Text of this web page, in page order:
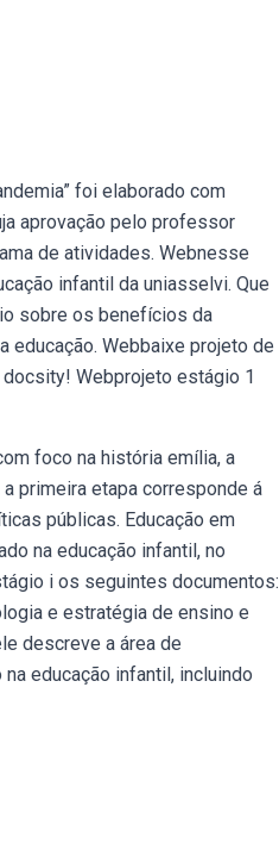
foi elaborado com
aprovação pelo professor
de atividades. Webnesse
infantil da uniasselvi. Que
sobre os benefícios da
educação. Webbaixe projeto de
Webprojeto estágio 1
foco na história emília, a
primeira etapa corresponde á
públicas. Educação em
na educação infantil, no
i os seguintes documentos:
e estratégia de ensino e
descreve a área de
educação infantil, incluindo